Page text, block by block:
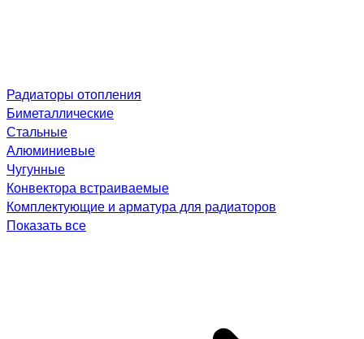
Радиаторы отопления
Биметаллические
Стальные
Алюминиевые
Чугунные
Конвектора встраиваемые
Комплектующие и арматура для радиаторов
Показать все